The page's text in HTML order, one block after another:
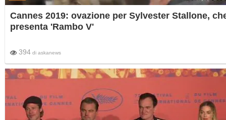
Cannes 2019: ovazione per Sylvester Stallone,
presenta 'Rambo V'
394 di askanews